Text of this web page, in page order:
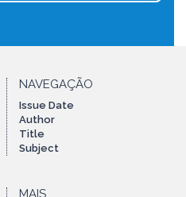
NAVEGAÇÃO
Issue Date
Author
Title
Subject
MAIS